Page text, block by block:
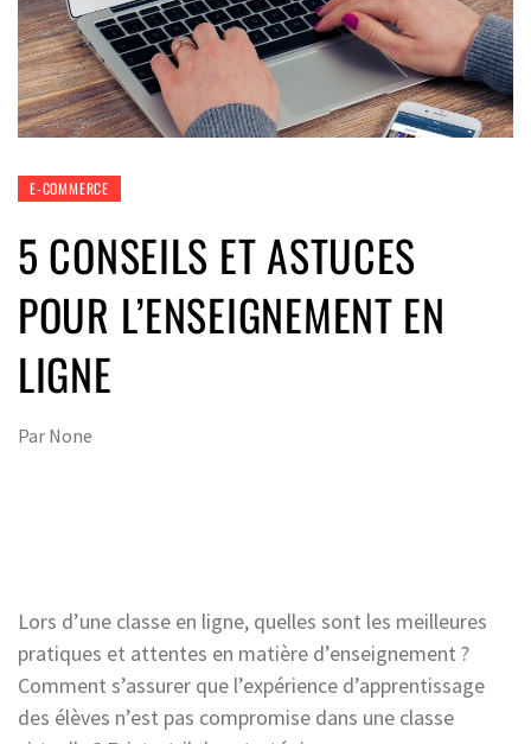
E-COMMERCE
5 CONSEILS ET ASTUCES
POUR L’ENSEIGNEMENT EN
LIGNE
Par None
Lors d’une classe en ligne, quelles sont les meilleures
pratiques et attentes en matière d’enseignement ?
Comment s’assurer que l’expérience d’apprentissage
des élèves n’est pas compromise dans une classe